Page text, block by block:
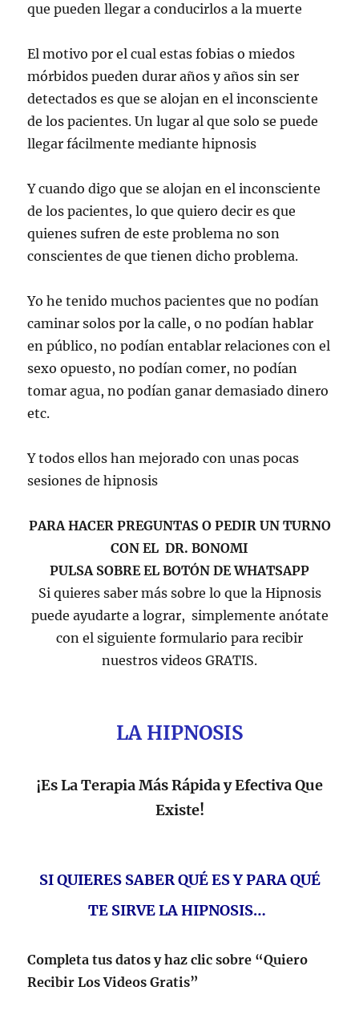
que pueden llegar a conducirlos a la muerte
El motivo por el cual estas fobias o miedos
mórbidos pueden durar años y años sin ser
detectados es que se alojan en el inconsciente
de los pacientes. Un lugar al que solo se puede
llegar fácilmente mediante hipnosis
Y cuando digo que se alojan en el inconsciente
de los pacientes, lo que quiero decir es que
quienes sufren de este problema no son
conscientes de que tienen dicho problema.
Yo he tenido muchos pacientes que no podían
caminar solos por la calle, o no podían hablar
en público, no podían entablar relaciones con el
sexo opuesto, no podían comer, no podían
tomar agua, no podían ganar demasiado dinero
etc.
Y todos ellos han mejorado con unas pocas
sesiones de hipnosis
PARA HACER PREGUNTAS O PEDIR UN TURNO
CON EL DR. BONOMI
PULSA SOBRE EL BOTÓN DE WHATSAPP
Si quieres saber más sobre lo que la Hipnosis
puede ayudarte a lograr, simplemente anótate
con el siguiente formulario para recibir
nuestros videos GRATIS.
LA HIPNOSIS
¡Es La Terapia Más Rápida y Efectiva Que
Existe!
SI QUIERES SABER QUÉ ES Y PARA QUÉ
TE SIRVE LA HIPNOSIS…
Completa tus datos y haz clic sobre “Quiero
Recibir Los Videos Gratis”